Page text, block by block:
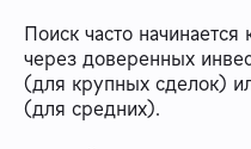
Поиск часто
через доверенных
(для крупных сделок)
(для средних).